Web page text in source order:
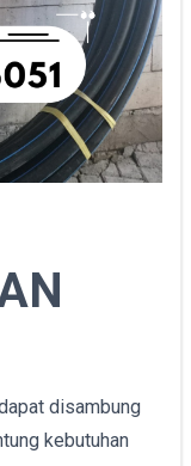
disambung
kebutuhan